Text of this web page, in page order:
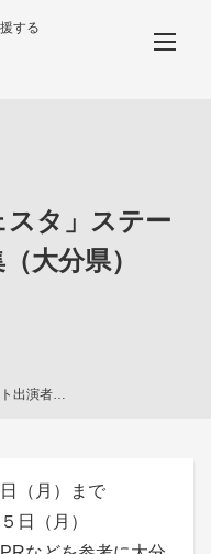
する
スタ」ステー
大分県）
「まちなかアートフェスタ」ステージイベント出演者募集（大分県）
（月）まで
日（月）